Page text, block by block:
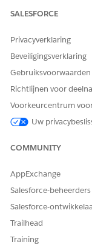
Laat ons weten
SALESFORCE
Privacyverklaring
Beveiligingsverklaring
Gebruiksvoorwaarden
Richtlijnen voor
Voorkeurcentrum
Uw
COMMUNITY
AppExchange
Salesforce-beheerders
Salesforce-
Trailhead
Training